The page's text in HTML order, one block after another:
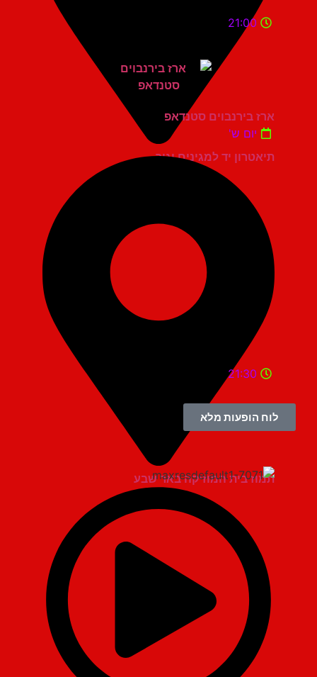
תיאטרון יד למגינים יגור
21:00
ארז בירנבוים סטנדאפ
יום ש'
תמוז בית המוזיקה באר שבע
21:30
לוח הופעות מלא